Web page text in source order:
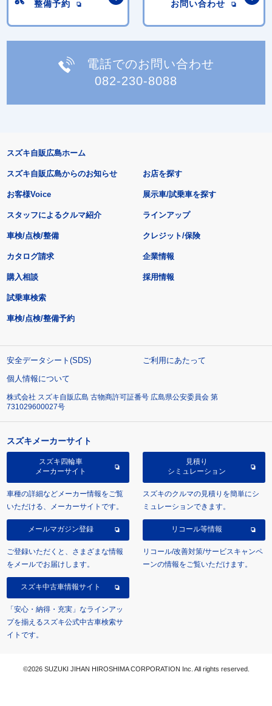
整備予約
お問い合わせ
電話でのお問い合わせ
082-230-8088
スズキ自販広島ホーム
スズキ自販広島からのお知らせ
お客様Voice
スタッフによるクルマ紹介
お店を探す
展示車/試乗車を探す
ラインアップ
車検/点検/整備 クレジット/保険
カタログ請求
購入相談
試乗車検索
車検/点検/整備予約
企業情報
採用情報
安全データシート(SDS)
ご利用にあたって
個人情報について
株式会社 スズキ自販広島 古物商許可証番号 広島県公安委員会 第
731029600027号
スズキメーカーサイト
スズキ四輪車
メーカーサイト
車種の詳細などメーカー情報をご覧
いただける、メーカーサイトです。
見積り
シミュレーション
スズキのクルマの見積りを簡単にシ
ミュレーションできます。
メールマガジン登録
ご登録いただくと、さまざまな情報
をメールでお届けします。
リコール等情報
リコール/改善対策/サービスキャンペ
ーンの情報をご覧いただけます。
スズキ中古車情報サイト
「安心・納得・充実」なラインアッ
プを揃えるスズキ公式中古車検索サ
イトです。
©2026 SUZUKI JIHAN HIROSHIMA CORPORATION Inc. All rights reserved.